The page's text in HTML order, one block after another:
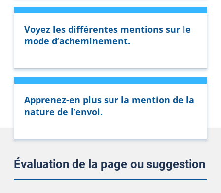
Voyez les différentes mentions sur le
mode d’acheminement.
Apprenez-en plus sur la mention de la
nature de l’envoi.
Évaluation de la page ou suggestion